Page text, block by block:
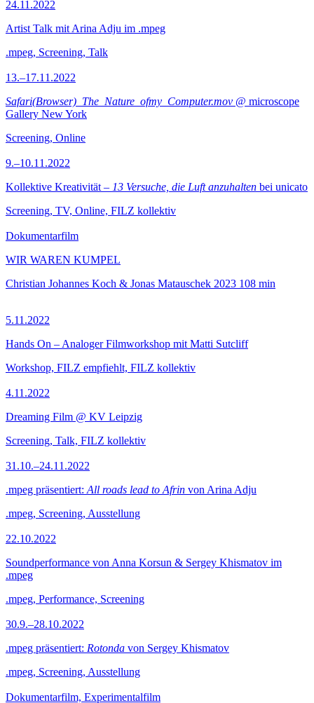
24.11.2022
Artist Talk mit Arina Adju im .mpeg
.mpeg, Screening, Talk
13.–17.11.2022
Safari(Browser)_The_Nature_ofmy_Computer.mov @ microscope
Gallery New York
Screening, Online
9.–10.11.2022
Kollektive Kreativität – 13 Versuche, die Luft anzuhalten bei unicato
Screening, TV, Online, FILZ kollektiv
Dokumentarfilm
WIR WAREN KUMPEL
Christian Johannes Koch & Jonas Matauschek 2023 108 min
5.11.2022
Hands On – Analoger Filmworkshop mit Matti Sutcliff
Workshop, FILZ empfiehlt, FILZ kollektiv
4.11.2022
Dreaming Film @ KV Leipzig
Screening, Talk, FILZ kollektiv
31.10.–24.11.2022
.mpeg präsentiert: All roads lead to Afrin von Arina Adju
.mpeg, Screening, Ausstellung
22.10.2022
Soundperformance von Anna Korsun & Sergey Khismatov im
.mpeg
.mpeg, Performance, Screening
30.9.–28.10.2022
.mpeg präsentiert: Rotonda von Sergey Khismatov
.mpeg, Screening, Ausstellung
Dokumentarfilm, Experimentalfilm